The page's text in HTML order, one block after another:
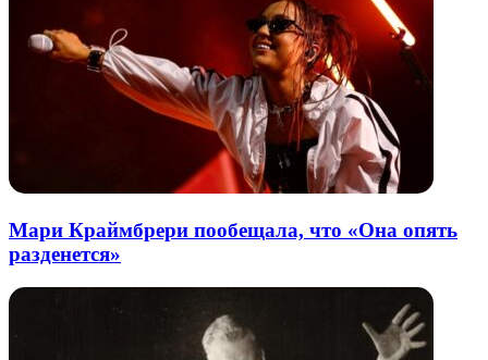
Мари Краймбрери пообещала, что «Она опять
разденется»